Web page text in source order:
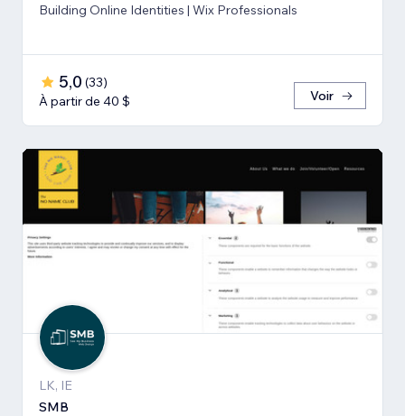
Building Online Identities | Wix Professionals
5,0 (33)
À partir de 40 $
Voir
LK, IE
SMB